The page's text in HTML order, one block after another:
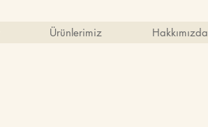
Ürünlerimiz Hakkımızda